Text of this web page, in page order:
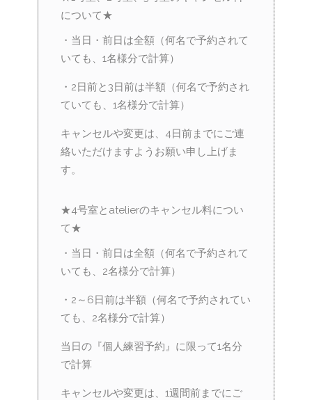
について★
・当日・前日は全額（何名で予約されて
いても、1名様分で計算）
・2日前と3日前は半額（何名で予約され
ていても、1名様分で計算）
キャンセルや変更は、4日前までにご連
絡いただけますようお願い申し上げま
す。
★4号室とatelierのキャンセル料につい
て★
・当日・前日は全額（何名で予約されて
いても、2名様分で計算）
・2～6日前は半額（何名で予約されてい
ても、2名様分で計算）
当日の『個人練習予約』に限って1名分
で計算
キャンセルや変更は、1週間前までにご